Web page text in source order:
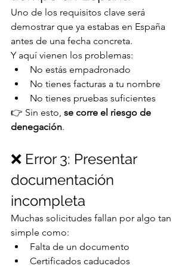
Uno de los requisitos clave será
demostrar que ya estabas en España
antes de una fecha concreta.
Y aquí vienen los problemas:
No estás empadronado
No tienes facturas a tu nombre
No tienes pruebas suficientes
👉 Sin esto, se corre el riesgo de
denegación.
❌ Error 3: Presentar
documentación
incompleta
Muchas solicitudes fallan por algo tan
simple como:
Falta de un documento
Certificados caducados